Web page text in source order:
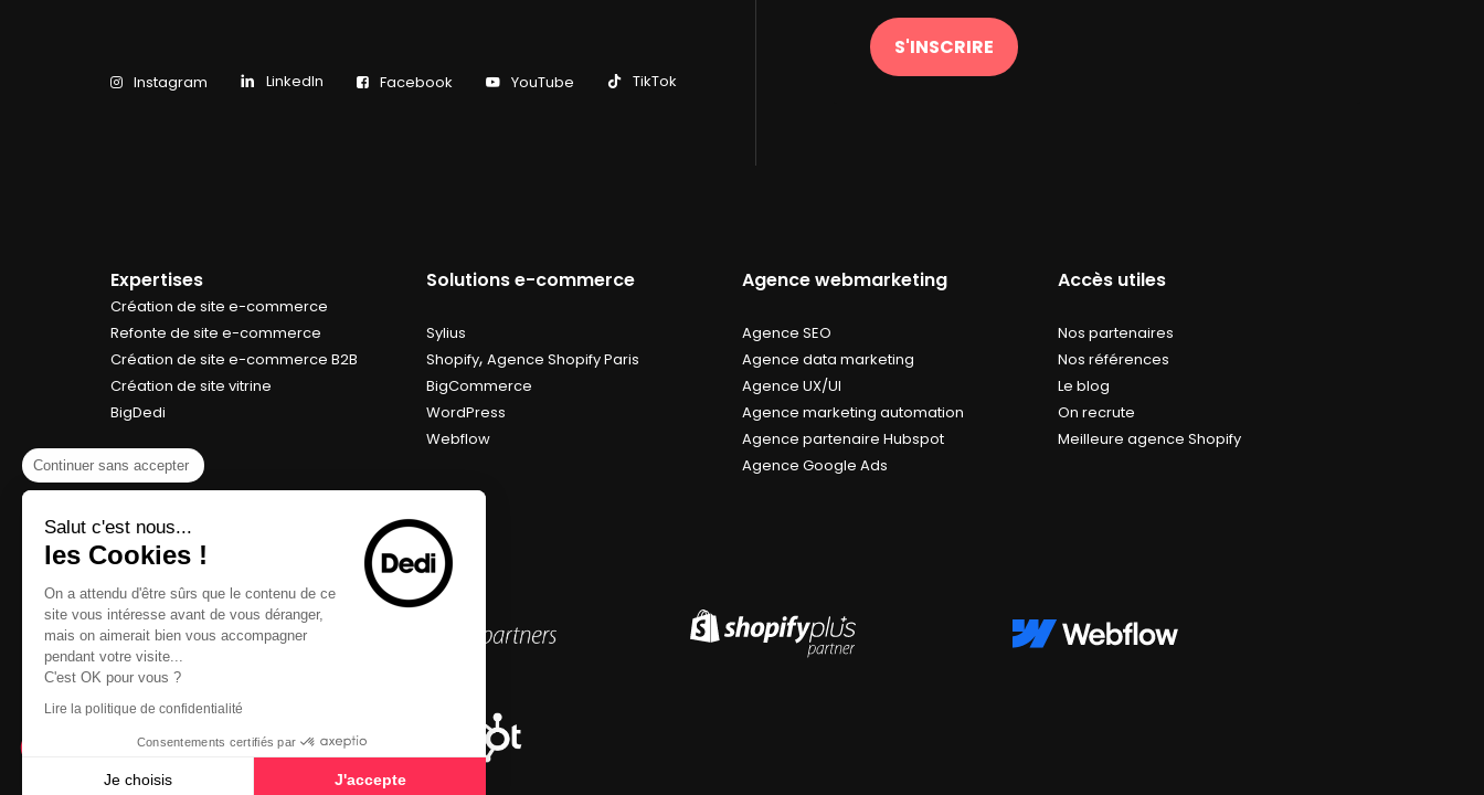
Instagram LinkedIn Facebook YouTube TikTok
S'INSCRIRE
Expertises
Création de site e-commerce
Refonte de site e-commerce
Création de site e-commerce B2B
Création de site vitrine
BigDedi
Solutions e-commerce
Sylius
Shopify,Agence Shopify Paris
BigCommerce
WordPress
Webflow
Agence webmarketing
Agence SEO
Agence data marketing
Agence UX/UI
Agence marketing automation
Agence partenaire Hubspot
Agence Google Ads
Accès utiles
Nos partenaires
Nos références
Le blog
On recrute
Meilleure agence Shopify
Continuer sans accepter
Salut c'est nous...
les Cookies !
On a attendu d'être sûrs que le contenu de ce
site vous intéresse avant de vous déranger,
mais on aimerait bien vous accompagner
pendant votre visite...
C'est OK pour vous ?
Lire la politique de confidentialité
Consentements certifiés par
Je choisis J'accepte